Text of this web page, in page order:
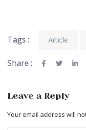
Tags : Article
Share :
Leave a Reply
Your email address will